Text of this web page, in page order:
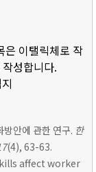
은 이탤릭체로 작
성합니다.
안에 관한 연구. 한
(4), 63-63.
affect worker